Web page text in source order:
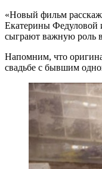
«Новый фильм
Екатерины Федуловой
сыграют важную роль
Напомним, что
свадьбе с бывшим